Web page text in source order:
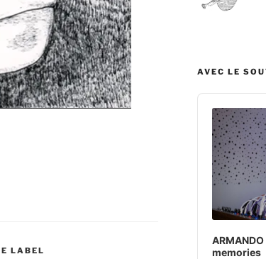
LABEL
AVEC LE
Audio
Player
memories